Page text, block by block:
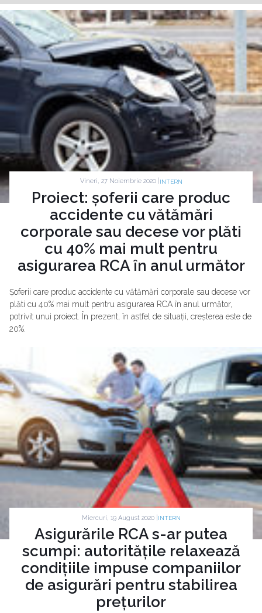
Vineri, 27 Noiembrie 2020 | INTERN
Proiect: șoferii care produc
accidente cu vătămări
corporale sau decese vor plăti
cu 40% mai mult pentru
asigurarea RCA în anul următor
Șoferii care produc accidente cu vătămări corporale sau decese vor
plăti cu 40% mai mult pentru asigurarea RCA în anul următor,
potrivit unui proiect. În prezent, în astfel de situații, creșterea este de
20%.
Miercuri, 19 August 2020 | INTERN
Asigurările RCA s-ar putea
scumpi: autoritățile relaxează
condițiile impuse companiilor
de asigurări pentru stabilirea
prețurilor